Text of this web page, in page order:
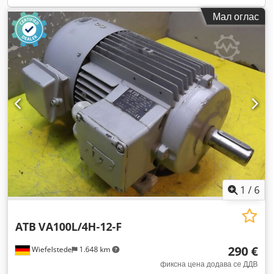
Мал оглас
1 / 6
Wiefelstede 1.648 km
ATB VA100L/4H-12-F
290 €
фиксна цена додава се ДДВ